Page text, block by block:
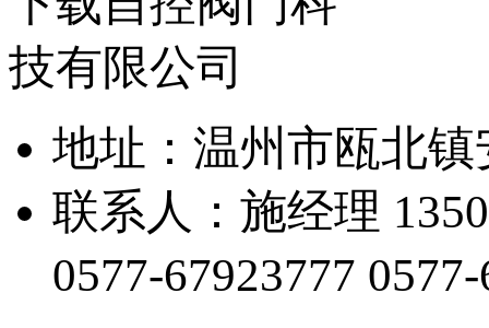
地址：温州市瓯
联系人：施经理
0577-67923777